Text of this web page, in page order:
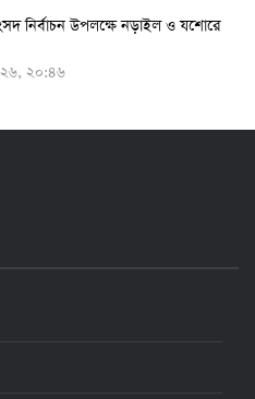
দ্বিতীয়-তৃতীয় ডোজ টিকা পাবেন
১৮:৫০
নির্বাচন উপলক্ষে নড়াইল ও যশোরে
২০:৪৬